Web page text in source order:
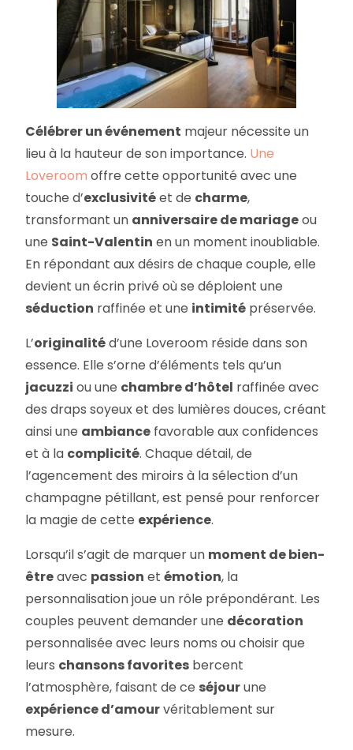
Célébrer un événement majeur nécessite un
lieu à la hauteur de son importance. Une
Loveroom offre cette opportunité avec une
touche d’exclusivitéet de charme,
transformant un anniversaire de mariageou
une Saint-Valentin en un moment inoubliable.
En répondant aux désirs de chaque couple, elle
devient un écrin privé où se déploient une
séduction raffinée et une intimité préservée.
L’originalitéd’une Loveroom réside dans son
essence. Elle s’orne d’éléments tels qu’un
jacuzzi ou une chambre d’hôtel raffinée avec
des draps soyeux et des lumières douces, créant
ainsi une ambiance favorable aux confidences
et à la complicité. Chaque détail, de
l’agencement des miroirs à la sélection d’un
champagne pétillant, est pensé pour renforcer
la magie de cette expérience.
Lorsqu’il s’agit de marquer un moment de bien-
êtreavec passion etémotion, la
personnalisation joue un rôle prépondérant. Les
couples peuvent demander une décoration
personnalisée avec leurs noms ou choisir que
leurs chansons favorites bercent
l’atmosphère, faisant de ce séjourune
expérience d’amourvéritablement sur
mesure.